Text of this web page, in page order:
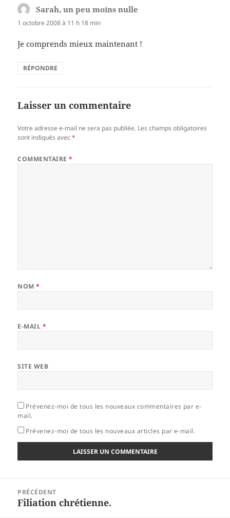
Sarah, un peu moins nulle
1 octobre 2008 à 11 h 18 min
Je comprends mieux maintenant !
RÉPONDRE
Laisser un commentaire
Votre adresse e-mail ne sera pas publiée. Les champs obligatoires
sont indiqués avec*
COMMENTAIRE*
NOM*
E-MAIL *
SITE WEB
Prévenez-moi de tous les nouveaux commentaires par e-
mail.
Prévenez-moi de tous les nouveaux articles par e-mail.
l’article
PRÉCÉDENT
Article
Filiation chrétienne.